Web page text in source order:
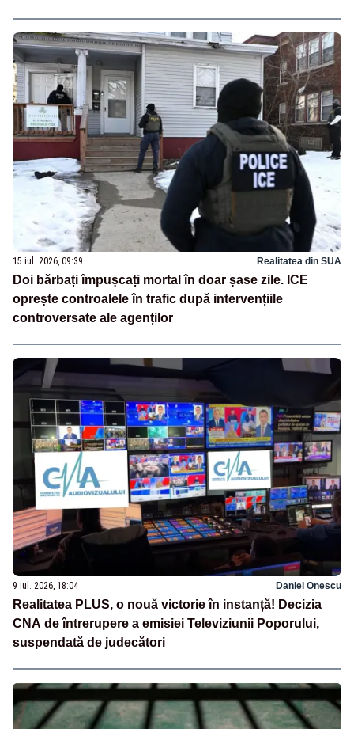
15 iul. 2026, 09:39 Realitatea din SUA
Doi bărbați împușcați mortal în doar șase zile. ICE
oprește controalele în trafic după intervențiile
controversate ale agenților
9 iul. 2026, 18:04 Daniel Onescu
Realitatea PLUS, o nouă victorie în instanță! Decizia
CNA de întrerupere a emisiei Televiziunii Poporului,
suspendată de judecători